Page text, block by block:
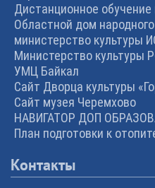
Дистанционное обучение
Областной дом
министерство культуры
Министерство культуры
УМЦ Байкал
Сайт Дворца культуры
Сайт музея Черемхово
НАВИГАТОР ДОП
План подготовки к
Контакты